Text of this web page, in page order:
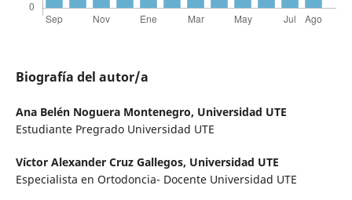
Biografía del autor/a
Ana Belén Noguera Montenegro, Universidad UTE
Estudiante Pregrado Universidad UTE
Víctor Alexander Cruz Gallegos, Universidad UTE
Especialista en Ortodoncia- Docente Universidad UTE